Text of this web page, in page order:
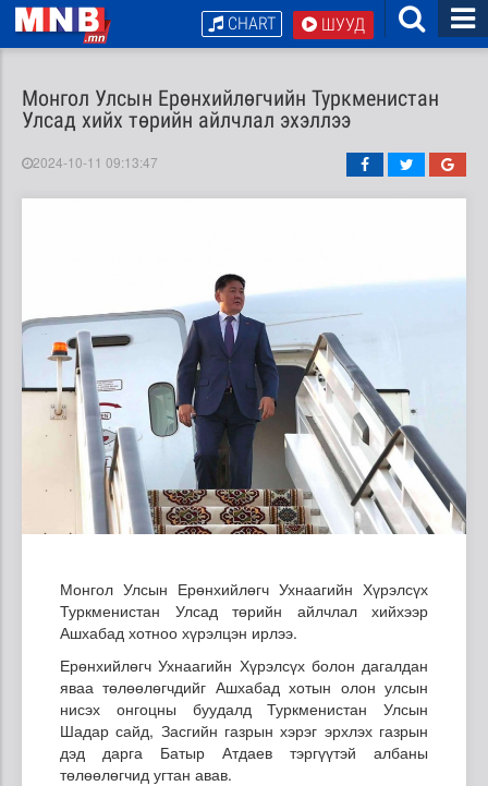
ШУУД
CHART
Монгол Улсын Ерөнхийлөгчийн Туркменистан
Улсад хийх төрийн айлчлал эхэллээ
2024-10-11 09:13:47
Монгол Улсын Ерөнхийлөгч Ухнаагийн Хүрэлсүх
Туркменистан Улсад төрийн айлчлал хийхээр
Ашхабад хотноо хүрэлцэн ирлээ.
Ерөнхийлөгч Ухнаагийн Хүрэлсүх болон дагалдан
яваа төлөөлөгчдийг Ашхабад хотын олон улсын
нисэх онгоцны буудалд Туркменистан Улсын
Шадар сайд, Засгийн газрын хэрэг эрхлэх газрын
дэд дарга Батыр Атдаев тэргүүтэй албаны
төлөөлөгчид угтан авав.